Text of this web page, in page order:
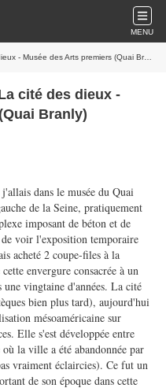
MENU
- Musée des Arts premiers (Quai Branly)
cité des dieux -
Branly)
dans le musée du Quai
de la Seine, pratiquement
imposant de béton et de
voir l'exposition temporaire
acheté 2 coupe-files à la
envergure consacrée à un
une vingtaine d'années. La cité
bien plus tard), aujourd'hui
mésoaméricaine sur
Elle s'est développée entre
la ville a été abandonnée par
vraiment éclaircies). Ce fut un
de son époque dans cette